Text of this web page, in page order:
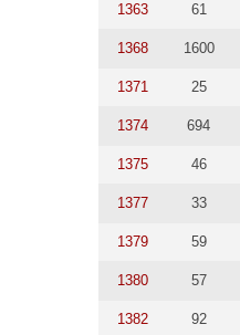
1363 61
1368 1600
1371 25
1374 694
1375 46
1377 33
1379 59
1380 57
1382 92